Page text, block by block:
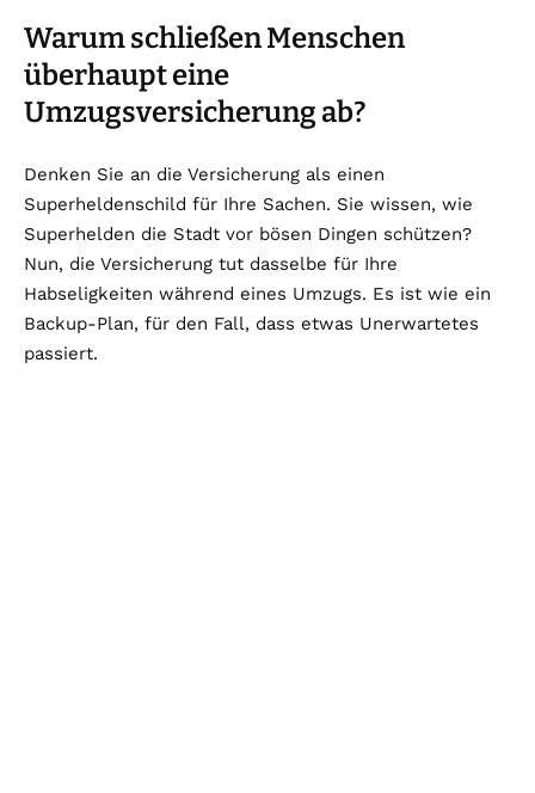
Warum schließen Menschen
überhaupt eine
Umzugsversicherung ab?
Denken Sie an die Versicherung als einen
Superheldenschild für Ihre Sachen. Sie wissen, wie
Superhelden die Stadt vor bösen Dingen schützen?
Nun, die Versicherung tut dasselbe für Ihre
Habseligkeiten während eines Umzugs. Es ist wie ein
Backup-Plan, für den Fall, dass etwas Unerwartetes
passiert.